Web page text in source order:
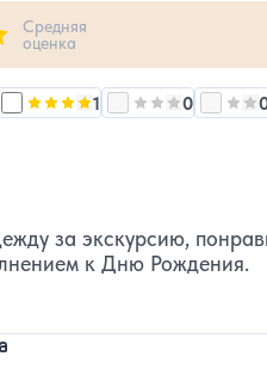
звезд:
Средняя
оценка
звезд:
Оценка, количество звезд:
1 Оценка,
0
звезд:
за экскурсию,
к Дню Рождения.
звезд: